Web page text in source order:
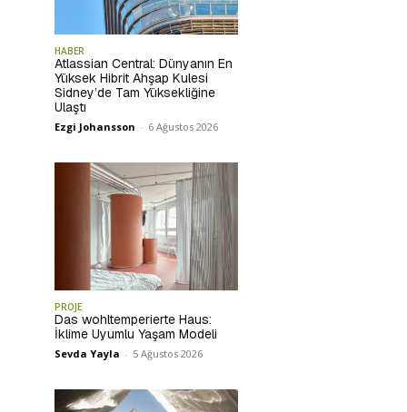
HABER
Atlassian Central: Dünyanın En
Yüksek Hibrit Ahşap Kulesi
Sidney’de Tam Yüksekliğine
Ulaştı
Ezgi Johansson - 6 Ağustos 2026
PROJE
Das wohltemperierte Haus:
İklime Uyumlu Yaşam Modeli
Sevda Yayla - 5 Ağustos 2026